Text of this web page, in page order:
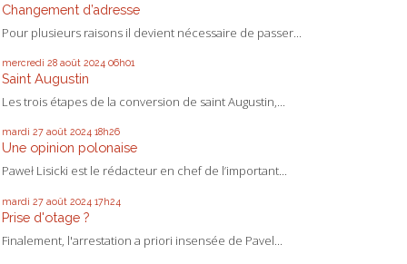
Changement d’adresse
Pour plusieurs raisons il devient nécessaire de passer...
mercredi 28 août 2024 06h01
Saint Augustin
Les trois étapes de la conversion de saint Augustin,...
mardi 27 août 2024 18h26
Une opinion polonaise
Paweł Lisicki est le rédacteur en chef de l’important...
mardi 27 août 2024 17h24
Prise d'otage ?
Finalement, l'arrestation a priori insensée de Pavel...